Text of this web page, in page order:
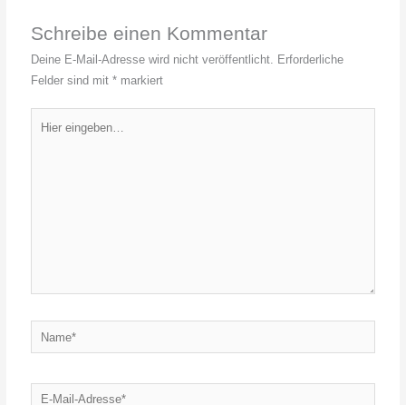
Schreibe einen Kommentar
Deine E-Mail-Adresse wird nicht veröffentlicht. Erforderliche
Felder sind mit* markiert
eingeben…
Name*
E-